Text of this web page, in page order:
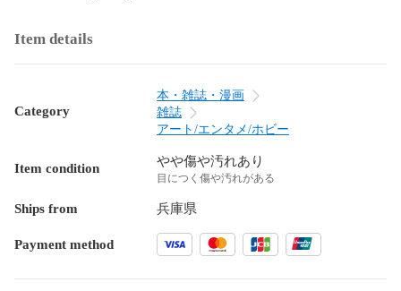
Item details
Category
本・雑誌・漫画
雑誌
アート/エンタメ/ホビー
Item condition やや傷や汚れあり
目につく傷や汚れがある
Ships from 兵庫県
Payment method